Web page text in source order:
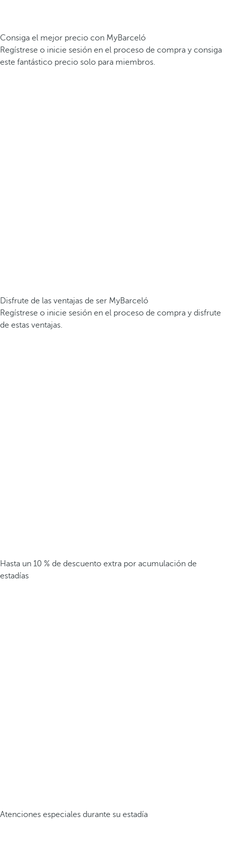
Consiga el mejor precio con MyBarceló
Regístrese o inicie sesión en el proceso de compra y consiga
este fantástico precio solo para miembros.
Disfrute de las ventajas de ser MyBarceló
Regístrese o inicie sesión en el proceso de compra y disfrute
de estas ventajas.
Hasta un 10 % de descuento extra por acumulación de
estadías
Atenciones especiales durante su estadía